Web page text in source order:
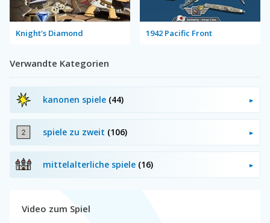
Knight's Diamond 1942 Pacific Front
Verwandte Kategorien
kanonen spiele (44)
spiele zu zweit (106)
mittelalterliche spiele (16)
Video zum Spiel